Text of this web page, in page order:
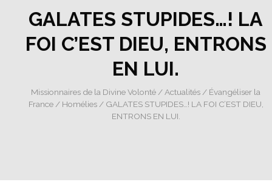
GALATES STUPIDES…! LA
FOI C’EST DIEU, ENTRONS
EN LUI.
Missionnaires de la Divine Volonté / Actualités / Évangéliser la
France/ Homélies/ GALATES STUPIDES…! LA FOI C’EST DIEU,
ENTRONS EN LUI.